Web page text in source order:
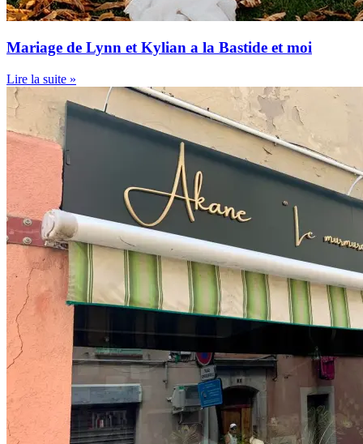
Mariage de Lynn et Kylian a la Bastide et moi
Lire la suite »